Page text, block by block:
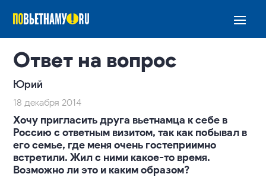
Ответ на вопрос
Юрий
18 декабря 2014
Хочу пригласить друга вьетнамца к себе в
Россию с ответным визитом, так как побывал в
его семье, где меня очень гостеприимно
встретили. Жил с ними какое-то время.
Возможно ли это и каким образом?